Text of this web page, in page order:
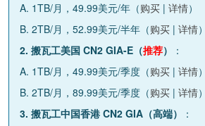
A. 1TB/月，49.99美元/年（购买 | 详情）
B. 2TB/月，52.99美元/半年（购买 | 详情）
2. 搬瓦工美国 CN2 GIA-E（推荐）
：
A. 1TB/月，49.99美元/季度（购买 | 详情）
B. 2TB/月，89.99美元/季度（购买 | 详情）
3. 搬瓦工中国香港 CN2 GIA（高端）
：